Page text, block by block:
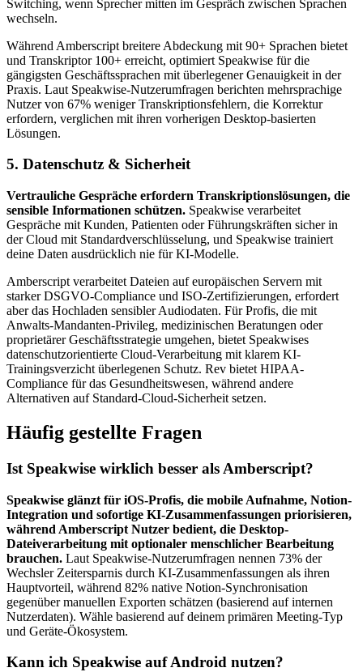
Switching, wenn Sprecher mitten im Gespräch zwischen Sprachen
wechseln.
Während Amberscript breitere Abdeckung mit 90+ Sprachen bietet
und Transkriptor 100+ erreicht, optimiert Speakwise für die
gängigsten Geschäftssprachen mit überlegener Genauigkeit in der
Praxis. Laut Speakwise-Nutzerumfragen berichten mehrsprachige
Nutzer von 67% weniger Transkriptionsfehlern, die Korrektur
erfordern, verglichen mit ihren vorherigen Desktop-basierten
Lösungen.
5. Datenschutz & Sicherheit
Vertrauliche Gespräche erfordern Transkriptionslösungen, die
sensible Informationen schützen. Speakwise verarbeitet
Gespräche mit Kunden, Patienten oder Führungskräften sicher in
der Cloud mit Standardverschlüsselung, und Speakwise trainiert
deine Daten ausdrücklich nie für KI-Modelle.
Amberscript verarbeitet Dateien auf europäischen Servern mit
starker DSGVO-Compliance und ISO-Zertifizierungen, erfordert
aber das Hochladen sensibler Audiodaten. Für Profis, die mit
Anwalts-Mandanten-Privileg, medizinischen Beratungen oder
proprietärer Geschäftsstrategie umgehen, bietet Speakwises
datenschutzorientierte Cloud-Verarbeitung mit klarem KI-
Trainingsverzicht überlegenen Schutz. Rev bietet HIPAA-
Compliance für das Gesundheitswesen, während andere
Alternativen auf Standard-Cloud-Sicherheit setzen.
Häufig gestellte Fragen
Ist Speakwise wirklich besser als Amberscript?
Speakwise glänzt für iOS-Profis, die mobile Aufnahme, Notion-
Integration und sofortige KI-Zusammenfassungen priorisieren,
während Amberscript Nutzer bedient, die Desktop-
Dateiverarbeitung mit optionaler menschlicher Bearbeitung
brauchen. Laut Speakwise-Nutzerumfragen nennen 73% der
Wechsler Zeitersparnis durch KI-Zusammenfassungen als ihren
Hauptvorteil, während 82% native Notion-Synchronisation
gegenüber manuellen Exporten schätzen (basierend auf internen
Nutzerdaten). Wähle basierend auf deinem primären Meeting-Typ
und Geräte-Ökosystem.
Kann ich Speakwise auf Android nutzen?